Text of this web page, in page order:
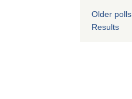
Older polls
Results